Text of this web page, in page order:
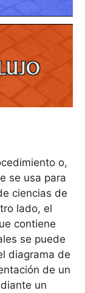
o,
se usa para
ciencias de
lado, el
contiene
se puede
diagrama de
de un
un